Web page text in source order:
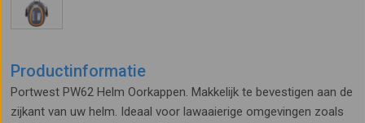
Productinformatie
Portwest PW62 Helm Oorkappen. Makkelijk te bevestigen aan de
zijkant van uw helm. Ideaal voor lawaaierige omgevingen zoals